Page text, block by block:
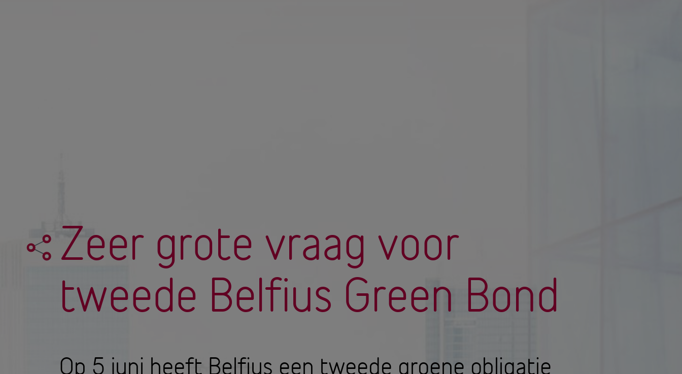
Zeer grote vraag voor
tweede Belfius Green Bond
Op 5 juni heeft Belfius een tweede groene obligatie